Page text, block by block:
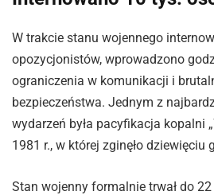
W trakcie stanu wojennego
opozycjonistów, wprowadzono
ograniczenia w komunikacji i
bezpieczeństwa. Jednym z
wydarzeń była pacyfikacja kopalni
1981 r., w której zginęło dziewięciu
Stan wojenny formalnie trwał do